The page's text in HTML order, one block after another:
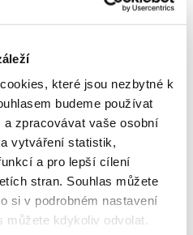
které jsou nezbytné k
budeme používat
zpracovávat vaše osobní
vytváření statistik,
a pro lepší cílení
stran. Souhlas můžete
si v podrobném nastavení
můžete kdykoliv odvolat.
najdete v naší poradně
napište